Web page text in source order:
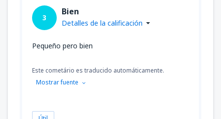
3
Bien
Detalles de la calificación
Pequeño pero bien
Este cometário es traducido automáticamente.
Mostrar fuente